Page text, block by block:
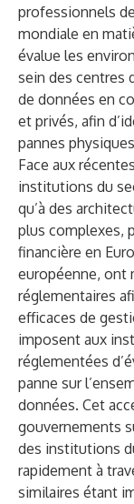
professionnels
mondiale en
évalue les
sein des centres
de données en
et privés, afin
pannes
Face aux
institutions du
qu’à des
plus complexes,
financière en
européenne, ont
réglementaires
efficaces de
imposent aux
réglementées
panne sur
données. Cet
gouvernements
des institutions
rapidement à
similaires étant